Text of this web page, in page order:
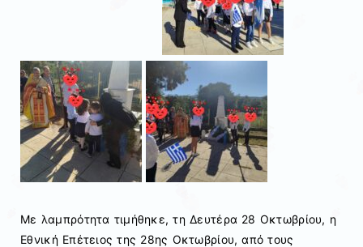
Με λαμπρότητα τιμήθηκε, τη Δευτέρα 28 Οκτωβρίου, η
Εθνική Επέτειος της 28ης Οκτωβρίου, από τους